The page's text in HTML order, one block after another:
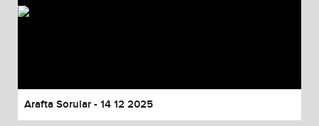
Arafta Sorular - 14 12 2025